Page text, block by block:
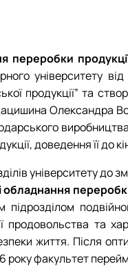
переробки
університету
продукції” та
Олександра
доведення її до
університету до
обладнання
продовольства
життя. Після
року факультет